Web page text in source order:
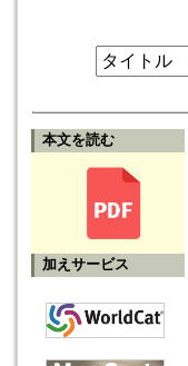
本文を読む
加えサービス